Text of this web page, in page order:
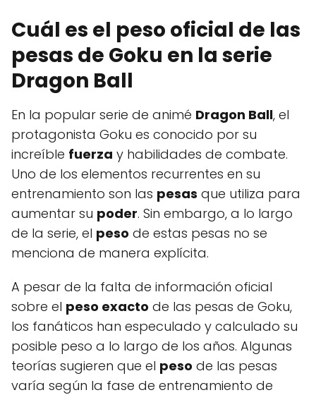
Cuál es el peso oficial de las
pesas de Goku en la serie
Dragon Ball
En la popular serie de animé Dragon Ball, el
protagonista Goku es conocido por su
increíble fuerza y habilidades de combate.
Uno de los elementos recurrentes en su
entrenamiento son las pesas que utiliza para
aumentar su poder. Sin embargo, a lo largo
de la serie, el peso de estas pesas no se
menciona de manera explícita.
A pesar de la falta de información oficial
sobre el peso exacto de las pesas de Goku,
los fanáticos han especulado y calculado su
posible peso a lo largo de los años. Algunas
teorías sugieren que el peso de las pesas
varía según la fase de entrenamiento de